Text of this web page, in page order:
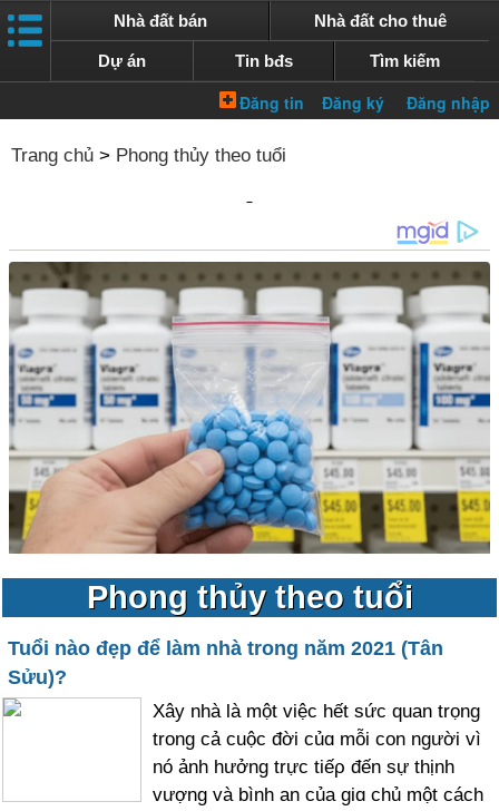
Nhà đất bán Nhà đất cho thuê
Dự án Tin bđs Tìm kiếm
Trang chủ > Phong thủy theo tuổi
Phong thủy theo tuổi
Tuổi nào đẹp để làm nhà trong năm 2021 (Tân
Sửu)?
Xâу nhà là một việc hết sức quan trọng
trong cả cuộc đời củɑ mỗi con người vì
nó ảnh hưởng trực tiếρ đến sự thịnh
vượng và bình an của giɑ chủ một cách